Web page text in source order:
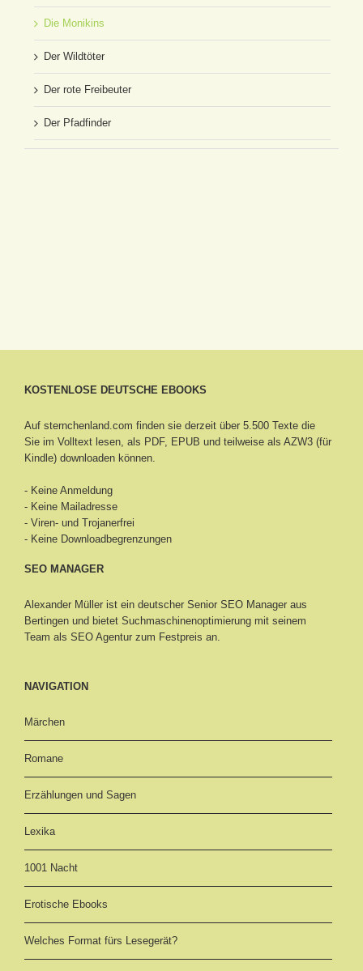
Die Monikins
Der Wildtöter
Der rote Freibeuter
Der Pfadfinder
KOSTENLOSE DEUTSCHE EBOOKS
Auf sternchenland.com finden sie derzeit über 5.500 Texte die
Sie im Volltext lesen, als PDF, EPUB und teilweise als AZW3 (für
Kindle) downloaden können.
- Keine Anmeldung
- Keine Mailadresse
- Viren- und Trojanerfrei
- Keine Downloadbegrenzungen
SEO MANAGER
Alexander Müller ist ein deutscher Senior SEO Manager aus
Bertingen und bietet Suchmaschinenoptimierung mit seinem
Team als SEO Agentur zum Festpreis an.
NAVIGATION
Märchen
Romane
Erzählungen und Sagen
Lexika
1001 Nacht
Erotische Ebooks
Welches Format fürs Lesegerät?